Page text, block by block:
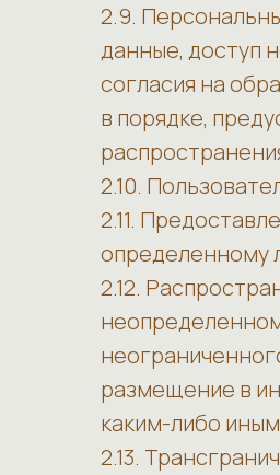
2.9.
данные, доступ
согласия на
в порядке,
2.10.
2.11.
определенному
2.12.
размещение в
каким-либо
2.13.